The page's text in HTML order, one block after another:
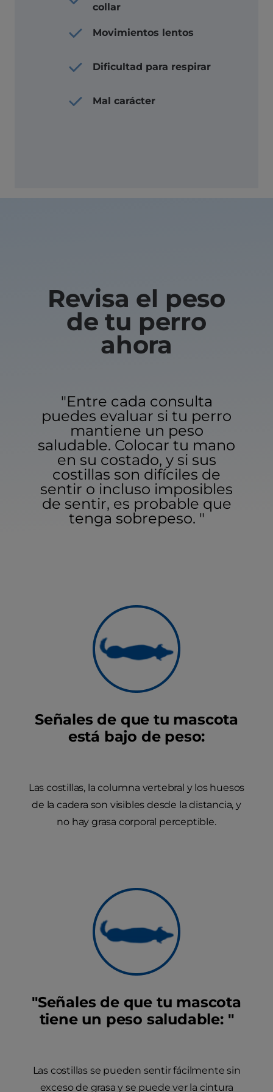
collar
Movimientos lentos
Dificultad para respirar
Mal carácter
Revisa el peso
de tu perro
ahora
"Entre cada consulta
puedes evaluar si tu perro
mantiene un peso
saludable. Colocar tu mano
en su costado, y si sus
costillas son difíciles de
sentir o incluso imposibles
de sentir, es probable que
tenga sobrepeso. "
Señales de que tu mascota
está bajo de peso:
Las costillas, la columna vertebral y los huesos
de la cadera son visibles desde la distancia, y
no hay grasa corporal perceptible.
"Señales de que tu mascota
tiene un peso saludable: "
Las costillas se pueden sentir fácilmente sin
exceso de grasa y se puede ver la cintura